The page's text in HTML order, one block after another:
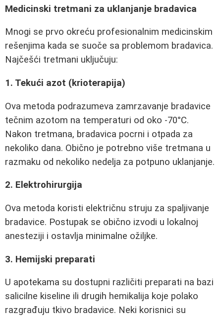
Medicinski tretmani za uklanjanje bradavica
Mnogi se prvo okreću profesionalnim medicinskim
rešenjima kada se suoče sa problemom bradavica.
Najčešći tretmani uključuju:
1. Tekući azot (krioterapija)
Ova metoda podrazumeva zamrzavanje bradavice
tečnim azotom na temperaturi od oko -70°C.
Nakon tretmana, bradavica pocrni i otpada za
nekoliko dana. Obično je potrebno više tretmana u
razmaku od nekoliko nedelja za potpuno uklanjanje.
2. Elektrohirurgija
Ova metoda koristi električnu struju za spaljivanje
bradavice. Postupak se obično izvodi u lokalnoj
anesteziji i ostavlja minimalne ožiljke.
3. Hemijski preparati
U apotekama su dostupni različiti preparati na bazi
salicilne kiseline ili drugih hemikalija koje polako
razgrađuju tkivo bradavice. Neki korisnici su